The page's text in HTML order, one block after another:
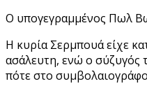
Ο υπογεγραμμένος Πωλ
Η κυρία Σερμπουά είχε
ασάλευτη, ενώ ο σύζυγός
πότε στο